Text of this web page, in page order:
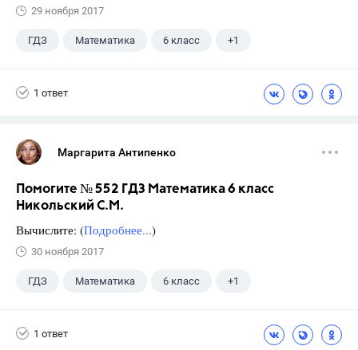
29 ноября 2017
ГДЗ Математика 6 класс +1
1 ответ
Маргарита Антипенко
Помогите № 552 ГДЗ Математика 6 класс
Никольский С.М.
Вычислите: (Подробнее...)
30 ноября 2017
ГДЗ Математика 6 класс +1
1 ответ